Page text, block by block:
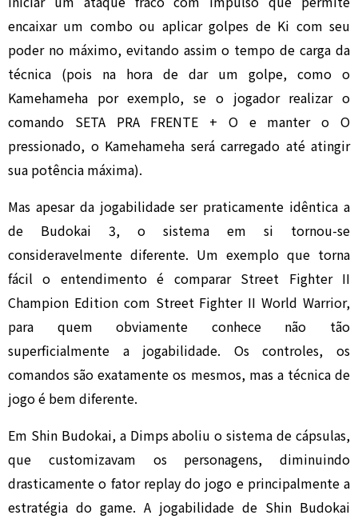
encaixar um combo ou aplicar golpes de Ki com seu
poder no máximo, evitando assim o tempo de carga da
técnica (pois na hora de dar um golpe, como o
Kamehameha por exemplo, se o jogador realizar o
comando SETA PRA FRENTE + O e manter o O
pressionado, o Kamehameha será carregado até atingir
sua potência máxima).
Mas apesar da jogabilidade ser praticamente idêntica a
de Budokai 3, o sistema em si tornou-se
consideravelmente diferente. Um exemplo que torna
fácil o entendimento é comparar Street Fighter II
Champion Edition com Street Fighter II World Warrior,
para quem obviamente conhece não tão
superficialmente a jogabilidade. Os controles, os
comandos são exatamente os mesmos, mas a técnica de
jogo é bem diferente.
Em Shin Budokai, a Dimps aboliu o sistema de cápsulas,
que customizavam os personagens, diminuindo
drasticamente o fator replay do jogo e principalmente a
estratégia do game. A jogabilidade de Shin Budokai